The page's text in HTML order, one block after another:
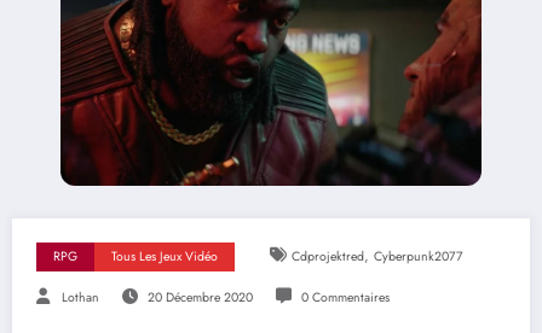
RPG Tous Les Jeux Vidéo Cdprojektred, Cyberpunk2077
Lothan 20 Décembre 2020 0 Commentaires